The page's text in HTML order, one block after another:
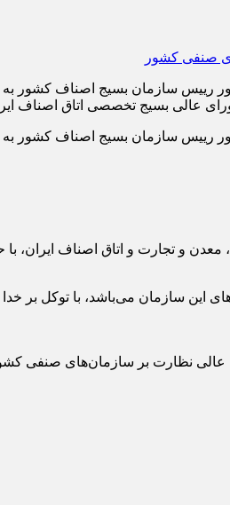
سازمان بسیج اصناف کشور
عالی بسیج تخصصی اتاق اصناف
سازمان بسیج اصناف کشور
و تجارت و اتاق اصناف ایران،
سازمان می‌باشد، با توکل بر خدا
عالی نظارت بر سازمان‌های صنفی